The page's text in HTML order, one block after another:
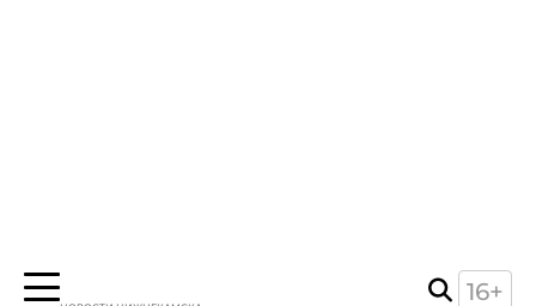
16+